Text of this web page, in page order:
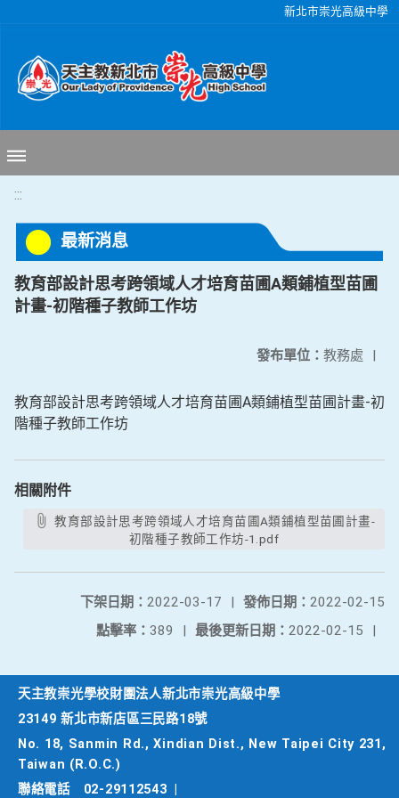
新北市崇光高級中學
:::
最新消息
教育部設計思考跨領域人才培育苗圃A類鋪植型苗圃
計畫-初階種子教師工作坊
發布單位： 教務處 |
教育部設計思考跨領域人才培育苗圃A類鋪植型苗圃計畫-初
階種子教師工作坊
相關附件
教育部設計思考跨領域人才培育苗圃A類鋪植型苗圃計畫-
初階種子教師工作坊-1.pdf
發佈日期： 2022-02-15
下架日期： 2022-03-17
|
最後更新日期： 2022-02-15 |
點擊率： 389 |
天主教崇光學校財團法人新北市崇光高級中學
23149 新北市新店區三民路18號
No. 18, Sanmin Rd., Xindian Dist., New Taipei City 231,
Taiwan (R.O.C.)
聯絡電話
02-29112543